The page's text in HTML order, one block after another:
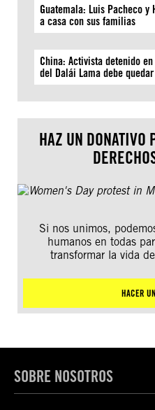
Guatemala: Luis Pacheco
a casa con sus familias
China: Activista detenido
del Dalái Lama debe
HAZ UN DONATIVO
Si nos unimos,
humanos en todas
transformar la vida
HACER
SOBRE NOSOTROS